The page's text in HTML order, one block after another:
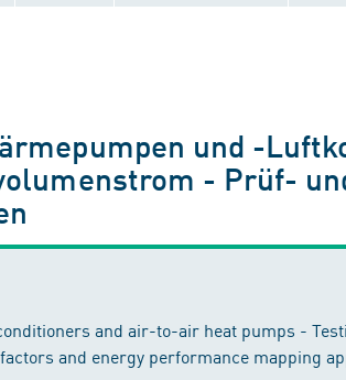
und -
- Prüf-
and air-to-air heat pumps -
and energy performance mapping